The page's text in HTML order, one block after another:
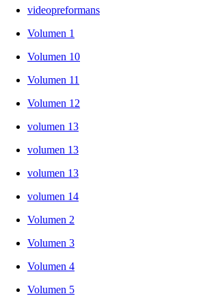
videopreformans
Volumen 1
Volumen 10
Volumen 11
Volumen 12
volumen 13
volumen 13
volumen 13
volumen 14
Volumen 2
Volumen 3
Volumen 4
Volumen 5